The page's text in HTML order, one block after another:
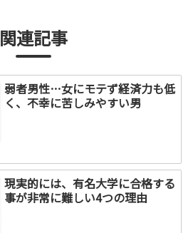
関連記事
弱者男性…女にモテず経済力も低
く、不幸に苦しみやすい男
現実的には、有名大学に合格する
事が非常に難しい4つの理由